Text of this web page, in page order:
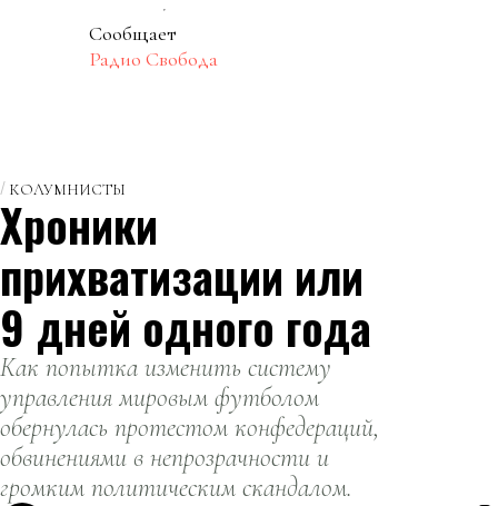
Сообщает
Радио Свобода
КОЛУМНИСТЫ
Хроники
прихватизации или
9 дней одного года
Как попытка изменить систему
управления мировым футболом
обернулась протестом конфедераций,
обвинениями в непрозрачности и
громким политическим скандалом.